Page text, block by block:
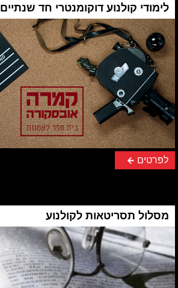
לימודי קולנוע דוקומנטרי חד שנתיים
לפרטים
מסלול תסריטאות לקולנוע